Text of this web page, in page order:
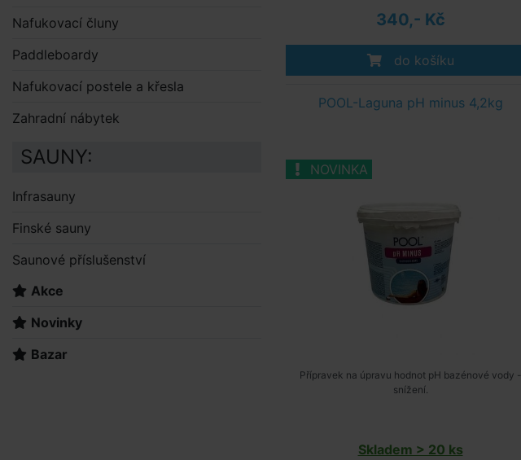
340,- Kč
do košíku
POOL-Laguna pH minus 4,2kg
NOVINKA
Přípravek na úpravu hodnot pH bazénové vody -
snížení.
Skladem > 20 ks
Nafukovací čluny
Paddleboardy
Nafukovací postele a křesla
Zahradní nábytek
SAUNY:
Infrasauny
Finské sauny
Saunové příslušenství
Akce
Novinky
Bazar